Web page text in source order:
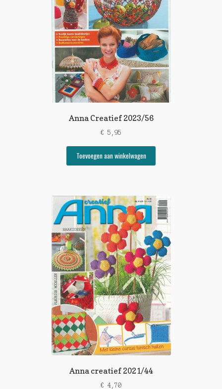
Anna Creatief 2023/56
€ 5,95
Toevoegen aan winkelwagen
Anna creatief 2021/44
€ 4,70